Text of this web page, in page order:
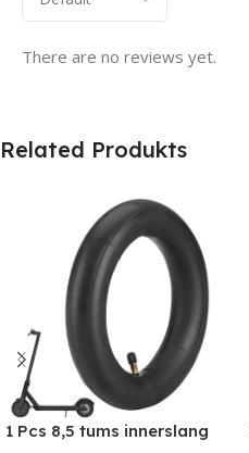
There are no reviews yet.
Related Produkts
1 Pcs 8,5 tums innerslang